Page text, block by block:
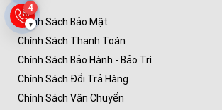
4
▾
Chính Sách Bảo Mật
Chính Sách Thanh Toán
Chính Sách Bảo Hành - Bảo Trì
Chính Sách Đổi Trả Hàng
Chính Sách Vận Chuyển